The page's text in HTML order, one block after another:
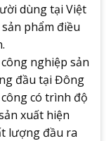
dùng tại Việt
phẩm điều
nghiệp sản
đầu tại Đông
có trình độ
xuất hiện
lượng đầu ra